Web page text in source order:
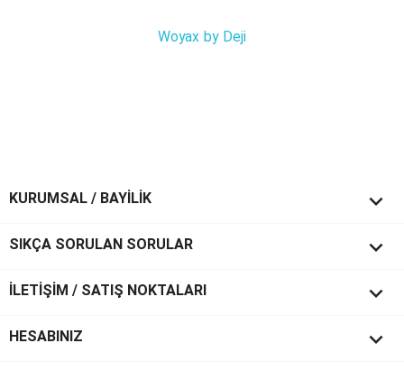
Woyax by Deji
KURUMSAL / BAYİLİK 
SIKÇA SORULAN SORULAR 
İLETİŞİM / SATIŞ NOKTALARI 
HESABINIZ 